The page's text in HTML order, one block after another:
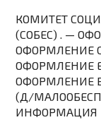
КОМИТЕТ
(СОБЕС) . —
ОФОРМЛЕНИЕ
ОФОРМЛЕНИЕ
ОФОРМЛЕНИЕ
(Д/
ИНФОРМАЦИЯ